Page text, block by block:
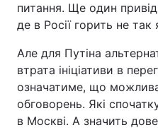
питання. Ще один
де в Росії горить не так
Але для Путіна
втрата ініціативи в
означатиме, що
обговорень. Які
в Москві. А значить